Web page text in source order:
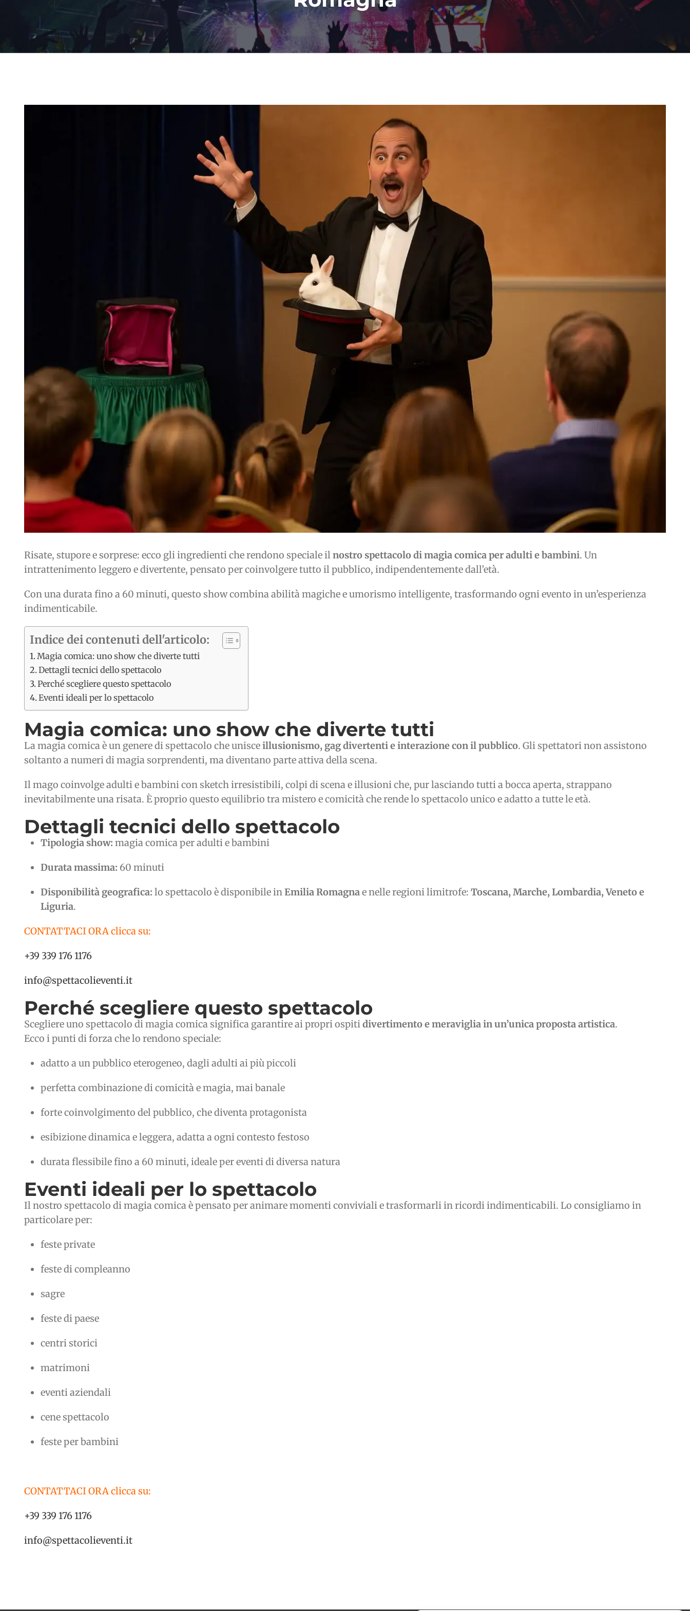
Risate, stupore e sorprese: ecco gli ingredienti che rendono speciale ilnostro spettacolo di magia comica per adulti e bambini. Un
intrattenimento leggero e divertente, pensato per coinvolgere tutto il pubblico, indipendentemente dall’età.
Con una durata fino a 60 minuti, questo show combina abilità magiche e umorismo intelligente, trasformando ogni evento in un’esperienza
indimenticabile.
Indice dei contenuti dell'articolo:
Magia comica: uno show che diverte tutti
Dettagli tecnici dello spettacolo
Perché scegliere questo spettacolo
Eventi ideali per lo spettacolo
Magia comica: uno show che diverte tutti
La magia comica è un genere di spettacolo che unisceillusionismo, gag divertenti e interazione con il pubblico. Gli spettatori non assistono
soltanto a numeri di magia sorprendenti, ma diventano parte attiva della scena.
Il mago coinvolge adulti e bambini con sketch irresistibili, colpi di scena e illusioni che, pur lasciando tutti a bocca aperta, strappano
inevitabilmente una risata. È proprio questo equilibrio tra mistero e comicità che rende lo spettacolo unico e adatto a tutte le età.
Dettagli tecnici dello spettacolo
Tipologia show: magia comica per adulti e bambini
Durata massima: 60 minuti
Disponibilità geografica: lo spettacolo è disponibile inEmilia Romagnae nelle regioni limitrofe: Toscana, Marche, Lombardia, Veneto e
Liguria.
CONTATTACI ORA clicca su:
+39 339 176 1176
info@spettacolieventi.it
Perché scegliere questo spettacolo
Scegliere uno spettacolo di magia comica significa garantire ai propri ospitidivertimento e meraviglia in un’unica proposta artistica.
Ecco i punti di forza che lo rendono speciale:
adatto a un pubblico eterogeneo, dagli adulti ai più piccoli
perfetta combinazione di comicità e magia, mai banale
forte coinvolgimento del pubblico, che diventa protagonista
esibizione dinamica e leggera, adatta a ogni contesto festoso
durata flessibile fino a 60 minuti, ideale per eventi di diversa natura
Eventi ideali per lo spettacolo
Il nostro spettacolo di magia comica è pensato per animare momenti conviviali e trasformarli in ricordi indimenticabili. Lo consigliamo in
particolare per:
feste private
feste di compleanno
sagre
feste di paese
centri storici
matrimoni
eventi aziendali
cene spettacolo
feste per bambini
CONTATTACI ORA clicca su:
+39 339 176 1176
info@spettacolieventi.it